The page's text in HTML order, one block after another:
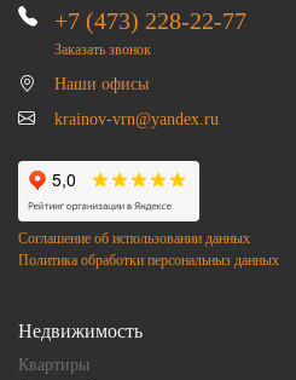
+7 (473) 228-22-77
Заказать звонок
Наши офисы
krainov-vrn@yandex.ru
Соглашение об использовании данных
Политика обработки персональныз данных
Недвижимость
Квартиры